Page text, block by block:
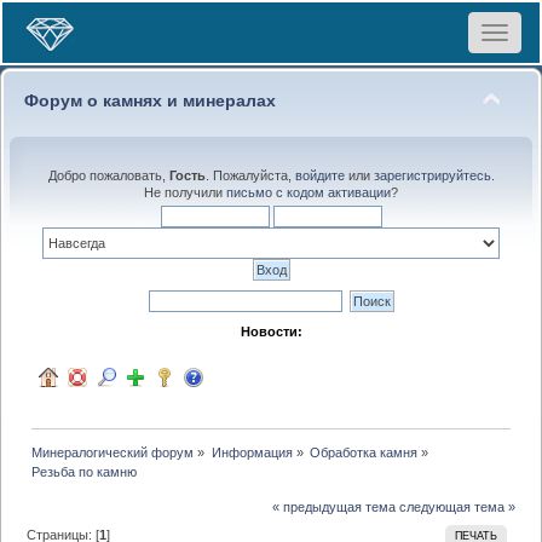
Toggle
Форум о камнях и минералах
Добро пожаловать, Гость. Пожалуйста, войдитеили зарегистрируйтесь.
Не получили письмо с кодом активации?
Новости:
Минералогический форум » Информация» Обработка камня»
Резьба по камню
« предыдущая тема следующая тема »
ПЕЧАТЬ
Страницы: [1]